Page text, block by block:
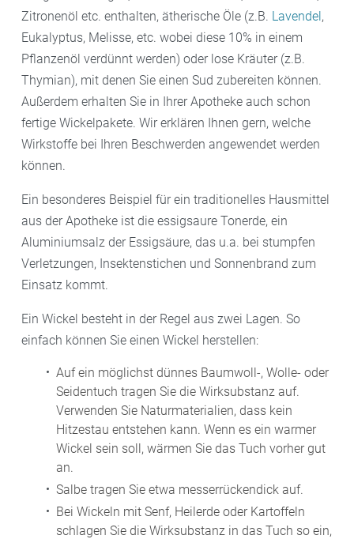
Zitronenöl etc. enthalten, ätherische Öle (z.B. Lavendel ,
Eukalyptus, Melisse, etc. wobei diese 10% in einem
Pflanzenöl verdünnt werden) oder lose Kräuter (z.B.
Thymian), mit denen Sie einen Sud zubereiten können.
Außerdem erhalten Sie in Ihrer Apotheke auch schon
fertige Wickelpakete. Wir erklären Ihnen gern, welche
Wirkstoffe bei Ihren Beschwerden angewendet werden
können.
Ein besonderes Beispiel für ein traditionelles Hausmittel
aus der Apotheke ist die essigsaure Tonerde, ein
Aluminiumsalz der Essigsäure, das u.a. bei stumpfen
Verletzungen, Insektenstichen und Sonnenbrand zum
Einsatz kommt.
Ein Wickel besteht in der Regel aus zwei Lagen. So
einfach können Sie einen Wickel herstellen:
Auf ein möglichst dünnes Baumwoll-, Wolle- oder
Seidentuch tragen Sie die Wirksubstanz auf.
Verwenden Sie Naturmaterialien, dass kein
Hitzestau entstehen kann. Wenn es ein warmer
Wickel sein soll, wärmen Sie das Tuch vorher gut
an.
Salbe tragen Sie etwa messerrückendick auf.
Bei Wickeln mit Senf, Heilerde oder Kartoffeln
schlagen Sie die Wirksubstanz in das Tuch so ein,